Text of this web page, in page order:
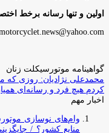
اولین و تنها رسانه برخط
گواهینامه موتورسیکلت زنان
محمدعلی نژادیان: روزی که
کردم هیچ فرد و رسانه‌ای
اخبار مهم
وام‌های نوسازی